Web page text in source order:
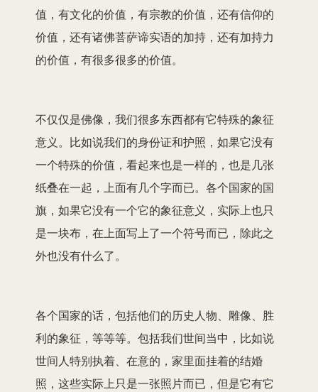
值，有文化的价值，有宗教的价值，还有信仰的
价值，还有诸佛菩萨谛实语的加持，还有加持力
的价值，有很多很多的价值。
不仅仅是佛像，我们很多东西都有它特殊的象征
意义。比如说我们的身份证和护照，如果它没有
一个特殊的价值，看起来也是一样的，也是几张
纸叠在一起，上面有几个字而已。各个国家的国
旗，如果它没有一个它的象征意义，实际上也只
是一块布，在上面写上了一个符号而已，除此之
外也没有什么了。
各个国家的话，包括他们的历史人物、雕像、胜
利的象征，等等等。包括我们世间当中，比如说
世间人特别执着、在意的，家里面挂着的结婚
照，这些实际上只是一张照片而已，但是它有它